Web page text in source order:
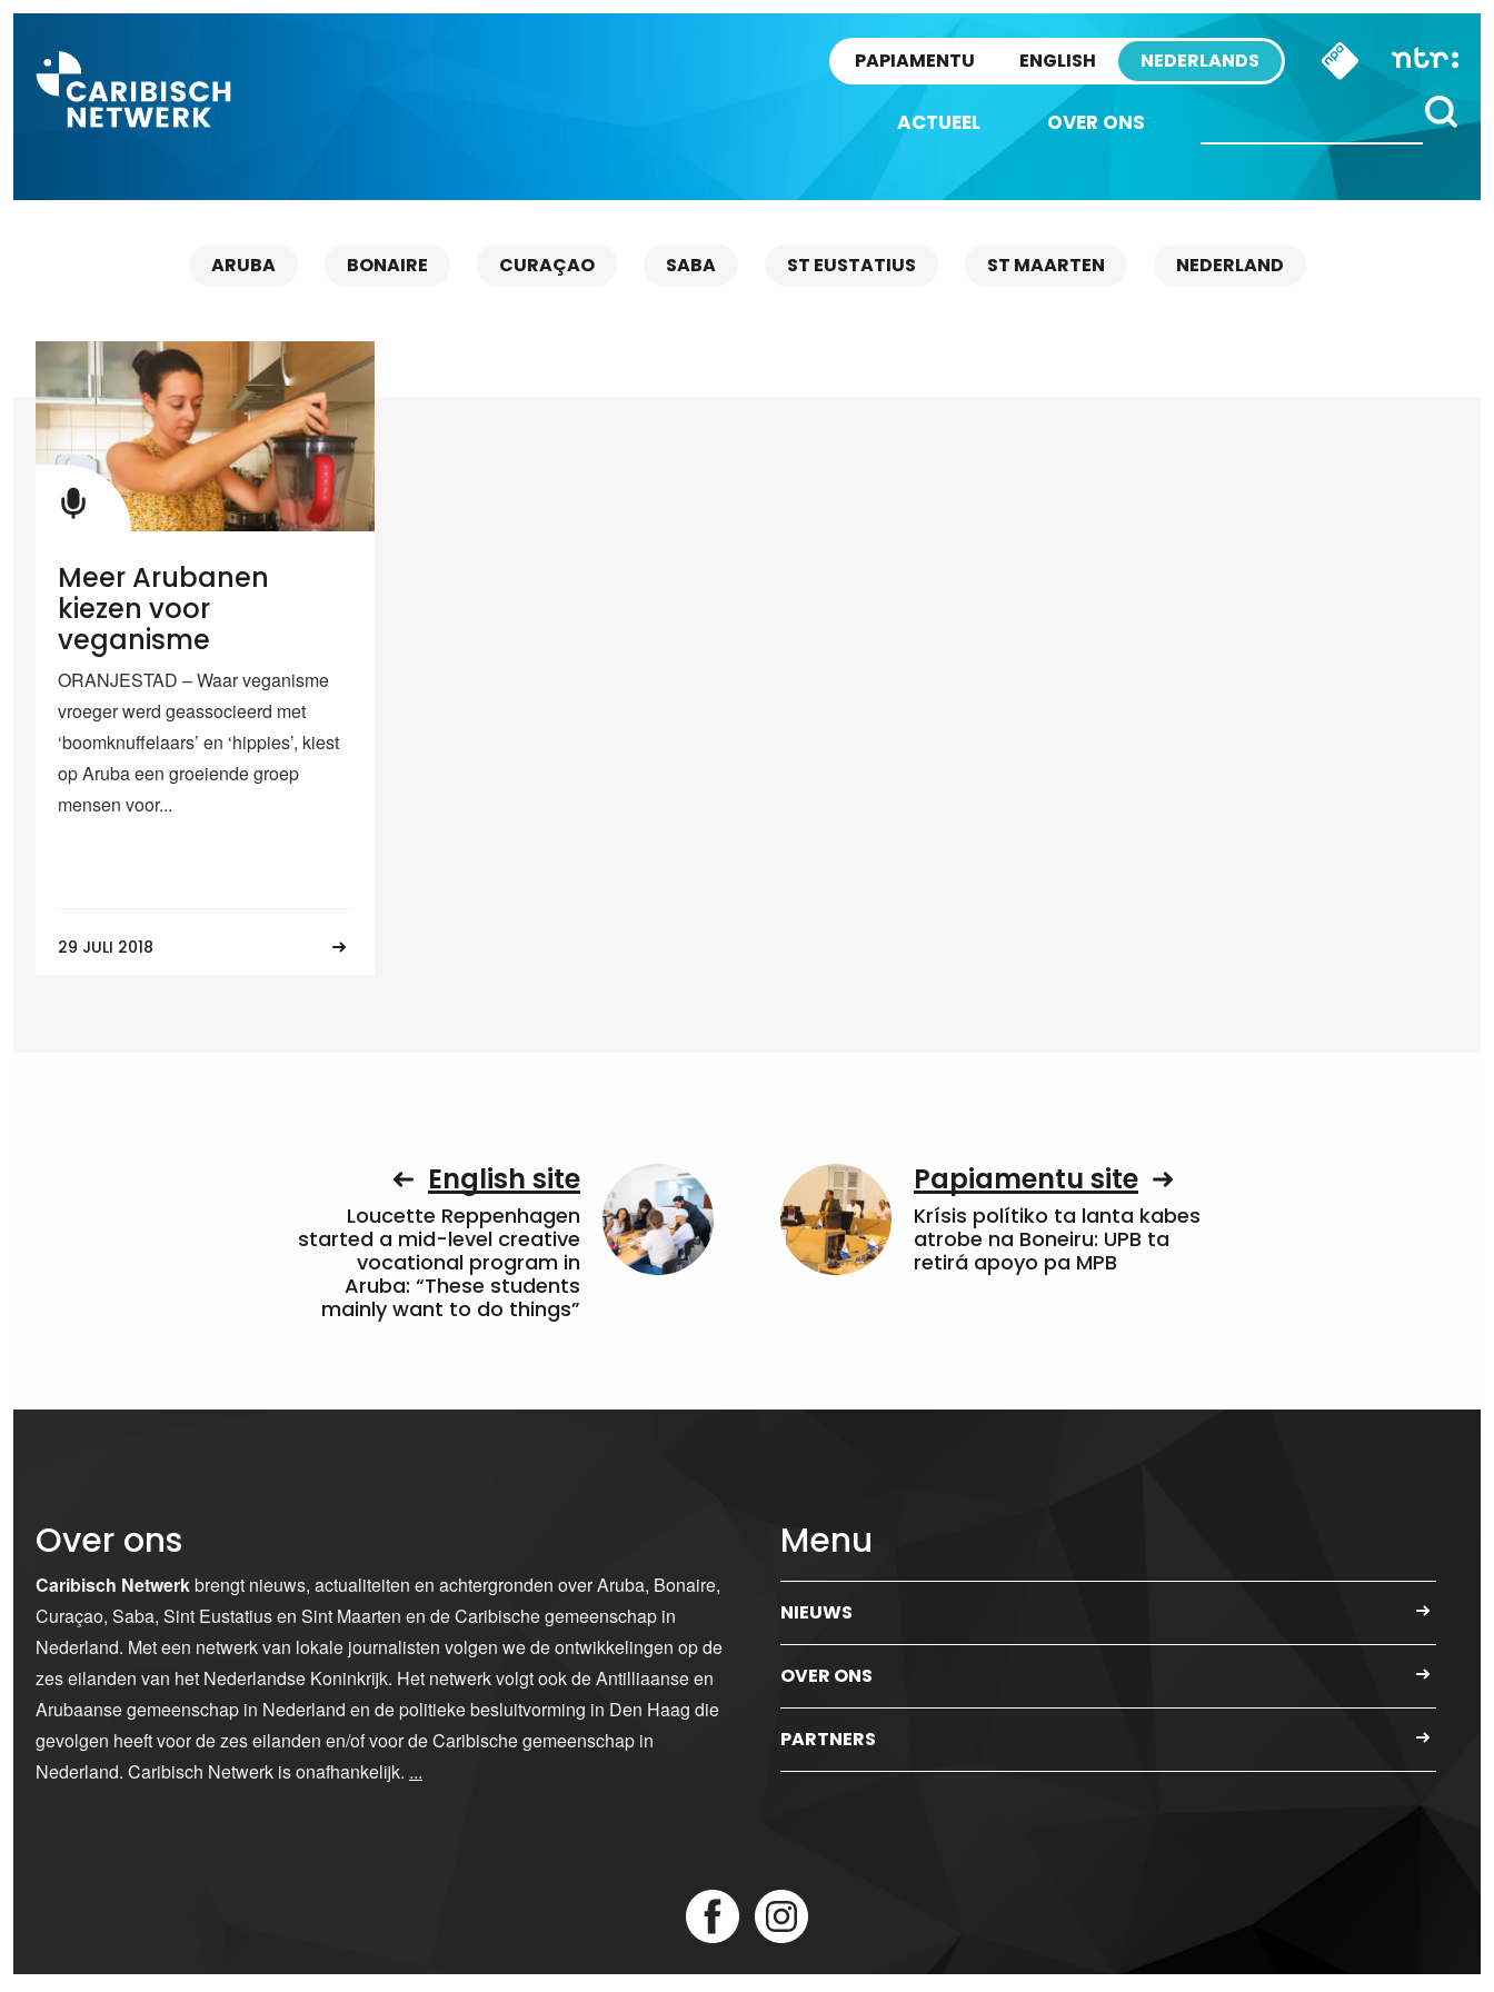
PAPIAMENTU ENGLISH NEDERLANDS
ACTUEEL OVER ONS
ARUBA BONAIRE CURAÇAO SABA ST EUSTATIUS ST MAARTEN NEDERLAND
Meer Arubanen
kiezen voor
veganisme
ORANJESTAD – Waar veganisme
vroeger werd geassocieerd met
‘boomknuffelaars’ en ‘hippies’, kiest
op Aruba een groeiende groep
mensen voor...
29 JULI 2018
English site
Loucette Reppenhagen
started a mid-level creative
vocational program in
Aruba: “These students
mainly want to do things”
Papiamentu site
Krísis polítiko ta lanta kabes
atrobe na Boneiru: UPB ta
retirá apoyo pa MPB
Over ons
Caribisch Netwerkbrengt nieuws, actualiteiten en achtergronden over Aruba, Bonaire,
Curaçao, Saba, Sint Eustatius en Sint Maarten en de Caribische gemeenschap in
Nederland. Met een netwerk van lokale journalisten volgen we de ontwikkelingen op de
zes eilanden van het Nederlandse Koninkrijk. Het netwerk volgt ook de Antilliaanse en
Arubaanse gemeenschap in Nederland en de politieke besluitvorming in Den Haag die
gevolgen heeft voor de zes eilanden en/of voor de Caribische gemeenschap in
Nederland. Caribisch Netwerk is onafhankelijk. ...
Menu
NIEUWS
OVER ONS
PARTNERS